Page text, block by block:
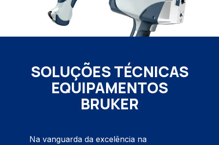
SOLUÇÕES TÉCNICAS
EQUIPAMENTOS
BRUKER
Na vanguarda da excelência na